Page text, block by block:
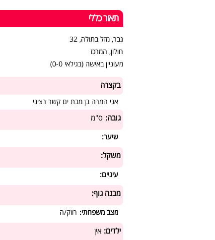
תאור כללי
גבר, מזל בתולה, 32
חולון, המרכז
מעוניין באישה (בגילאי 0-0)
בקצרה
אני המרה בן מבת ים קשר רציני
גובה: ס"מ
שיער:
משקל:
עיניים:
מבנה גוף:
מצב משפחתי: רווק/ה
ילדים: אין